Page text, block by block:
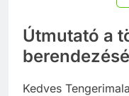
Útmutató a
Kedves